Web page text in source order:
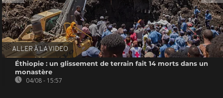
ALLER À LA VIDEO
Éthiopie : un glissement de terrain fait 14 morts dans un
monastère
04/08 - 15:57